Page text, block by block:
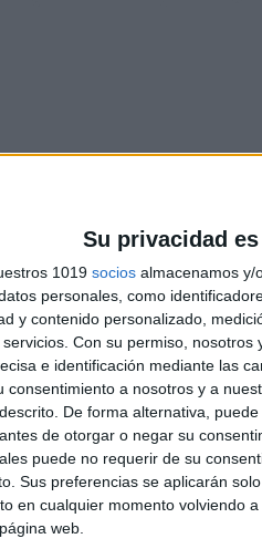
Su privacidad
1019 socios almacenamos y/
personales, como
y contenido personalizado,
Con su permiso, nosotros
e identificación mediante las
consentimiento a nosotros y a
De forma alternativa,
de otorgar o negar su
puede no requerir de su
Sus preferencias se aplicarán
en cualquier momento volviendo
web.